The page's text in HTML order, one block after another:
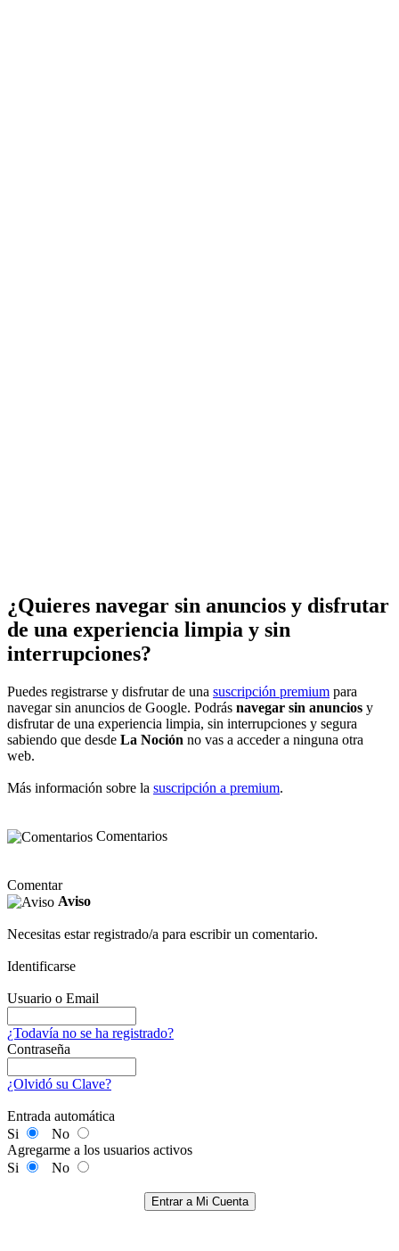
¿Quieres navegar sin anuncios y disfrutar
de una experiencia limpia y sin
interrupciones?
Puedes registrarse y disfrutar de una suscripción premium para
navegar sin anuncios de Google. Podrás navegar sin anuncios y
disfrutar de una experiencia limpia, sin interrupciones y segura
sabiendo que desde La Noción no vas a acceder a ninguna otra
web.
Más información sobre la suscripción a premium.
Comentarios
Comentar
Aviso
Necesitas estar registrado/a para escribir un comentario.
Identificarse
Usuario o Email
¿Todavía no se ha registrado?
Contraseña
¿Olvidó su Clave?
Entrada automática
Si
No
Agregarme a los usuarios activos
Si
No
Entrar a Mi Cuenta